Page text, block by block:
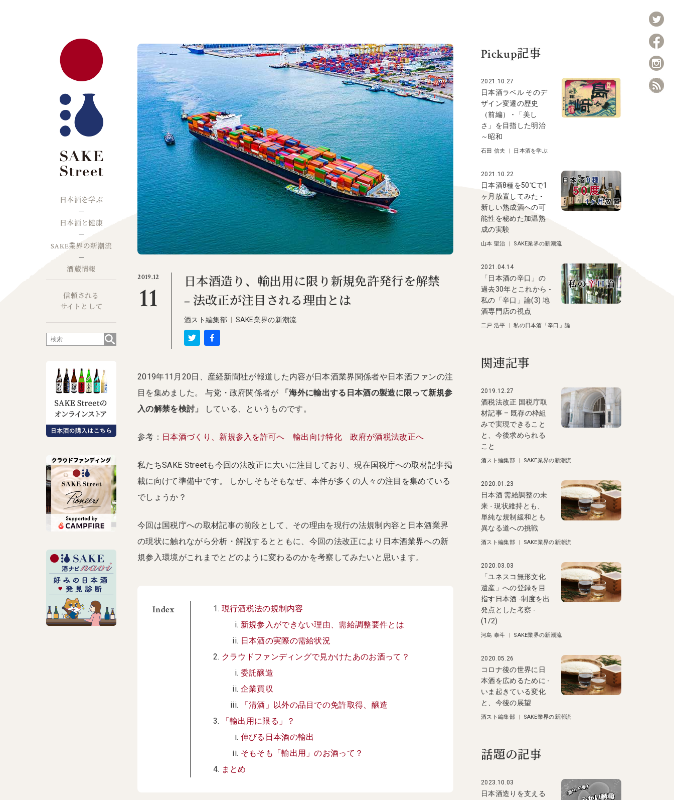
日本酒を学ぶ
日本酒と健康
SAKE業界の新潮流
酒蔵情報
信頼される
サイトとして
2019.12
11
日本酒造り、輸出用に限り新規免許発行を解禁
– 法改正が注目される理由とは
酒スト編集部 SAKE業界の新潮流
2019年11月20日、産経新聞社が報道した内容が日本酒業界関係者や日本酒ファンの注
目を集めました。 与党・政府関係者が
「海外に輸出する日本酒の製造に限って新規参
入の解禁を検討」
している、というものです。
参考： 日本酒づくり、新規参入を許可へ 輸出向け特化 政府が酒税法改正へ
私たちSAKE Streetも今回の法改正に大いに注目しており、現在国税庁への取材記事掲
載に向けて準備中です。 しかしそもそもなぜ、本件が多くの人々の注目を集めている
でしょうか？
今回は国税庁への取材記事の前段として、その理由を現行の法規制内容と日本酒業界
の現状に触れながら分析・解説するとともに、今回の法改正により日本酒業界への新
規参入環境がこれまでとどのように変わるのかを考察してみたいと思います。
Index
現行酒税法の規制内容
新規参入ができない理由、需給調整要件とは
日本酒の実際の需給状況
クラウドファンディングで見かけたあのお酒って？
委託醸造
企業買収
「清酒」以外の品目での免許取得、醸造
「輸出用に限る」？
伸びる日本酒の輸出
そもそも「輸出用」のお酒って？
まとめ
Pickup記事
2021.10.27
日本酒ラベル そのデ
ザイン変遷の歴史
（前編） - 「美し
さ」を目指した明治
～昭和
石田 信夫 | 日本酒を学ぶ
2021.10.22
日本酒8種を50℃で1
ヶ月放置してみた -
新しい熟成酒への可
能性を秘めた加温熟
成の実験
山本 聖治 | SAKE業界の新潮流
2021.04.14
「日本酒の辛口」の
過去30年とこれから -
私の「辛口」論(3) 地
酒専門店の視点
二戸 浩平 |私の日本酒「辛口」論
関連記事
2019.12.27
酒税法改正 国税庁取
材記事 – 既存の枠組
みで実現できること
と、今後求められる
こと
酒スト編集部| SAKE業界の新潮流
2020.01.23
日本酒 需給調整の未
来 - 現状維持とも、
単純な規制緩和とも
異なる道への挑戦
酒スト編集部| SAKE業界の新潮流
2020.03.03
「ユネスコ無形文化
遺産」への登録を目
指す日本酒 -制度を出
発点とした考察 -
(1/2)
河島 泰斗 | SAKE業界の新潮流
2020.05.26
コロナ後の世界に日
本酒を広めるために -
いま起きている変化
と、今後の展望
酒スト編集部| SAKE業界の新潮流
話題の記事
2023.10.03
日本酒造りを支える